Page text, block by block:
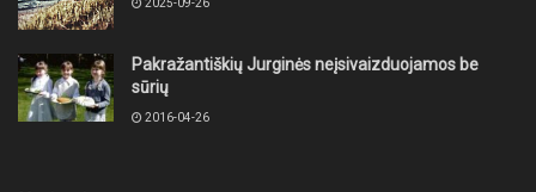
2025-09-26
Pakražantiškių Jurginės neįsivaizduojamos be
sūrių
2016-04-26